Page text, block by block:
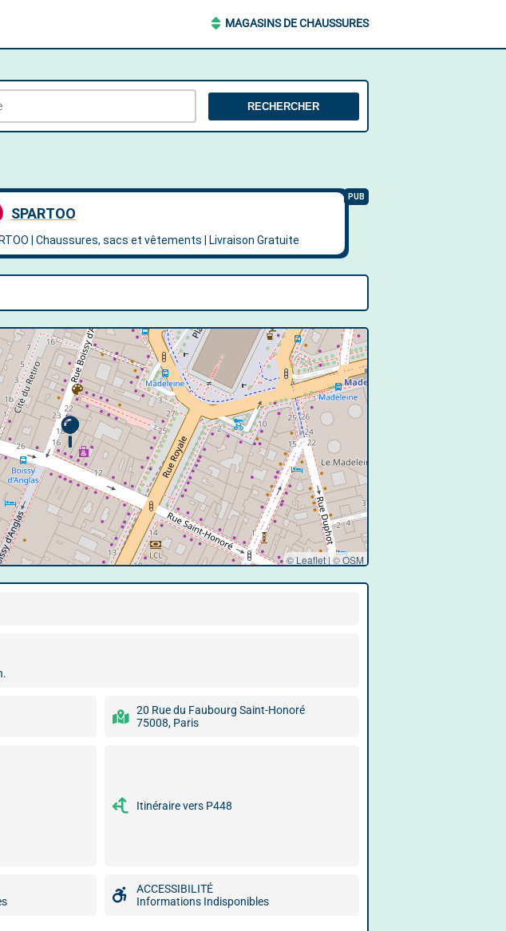
MAGASINS DE CHAUSSURES
RECHERCHER
© Leaflet | ©OSM
20 Rue du Faubourg Saint-Honoré
75008, Paris
Itinéraire vers P448
ACCESSIBILITÉ
Informations Indisponibles